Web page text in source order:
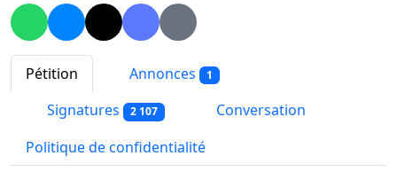
Pétition Annonces 1
Signatures 2 107
Conversation
Politique de confidentialité